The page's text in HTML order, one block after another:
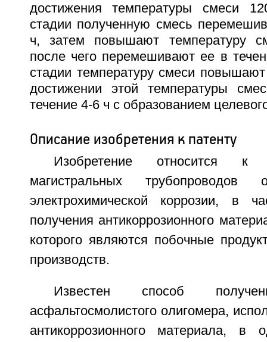
достижения температуры смеси
стадии полученную смесь
ч, затем повышают температуру
после чего перемешивают ее в
стадии температуру смеси
достижении этой температуры
течение 4-6 ч с образованием
Описание изобретения к патенту
Изобретение относится к
магистральных
электрохимической коррозии, в
получения антикоррозионного
которого являются побочные
производств.
Известен способ
асфальтосмолистого олигомера,
антикоррозионного материала, в